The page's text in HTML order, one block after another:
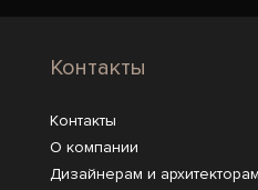
Контакты
Контакты
О компании
Дизайнерам и архитекторам